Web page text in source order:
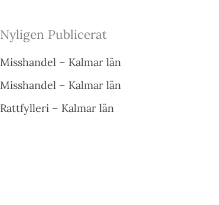
Nyligen Publicerat
Misshandel – Kalmar län
Misshandel – Kalmar län
Rattfylleri – Kalmar län